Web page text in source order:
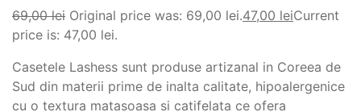
69,00lei Original price was: 69,00 lei.47,00 leiCurrent
price is: 47,00 lei.
Casetele Lashess sunt produse artizanal in Coreea de
Sud din materii prime de inalta calitate, hipoalergenice
cu o textura matasoasa si catifelata ce ofera